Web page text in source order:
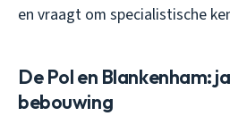
en vraagt om specialistische
De Pol en Blankenham:
bebouwing